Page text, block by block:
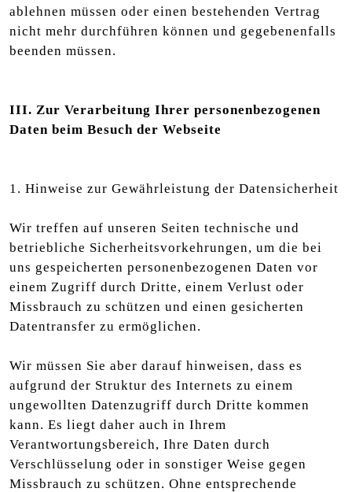
ablehnen müssen oder einen bestehenden Vertrag
nicht mehr durchführen können und gegebenenfalls
beenden müssen.
III. Zur Verarbeitung Ihrer personenbezogenen
Daten beim Besuch der Webseite
1. Hinweise zur Gewährleistung der Datensicherheit
Wir treffen auf unseren Seiten technische und
betriebliche Sicherheitsvorkehrungen, um die bei
uns gespeicherten personenbezogenen Daten vor
einem Zugriff durch Dritte, einem Verlust oder
Missbrauch zu schützen und einen gesicherten
Datentransfer zu ermöglichen.
Wir müssen Sie aber darauf hinweisen, dass es
aufgrund der Struktur des Internets zu einem
ungewollten Datenzugriff durch Dritte kommen
kann. Es liegt daher auch in Ihrem
Verantwortungsbereich, Ihre Daten durch
Verschlüsselung oder in sonstiger Weise gegen
Missbrauch zu schützen. Ohne entsprechende